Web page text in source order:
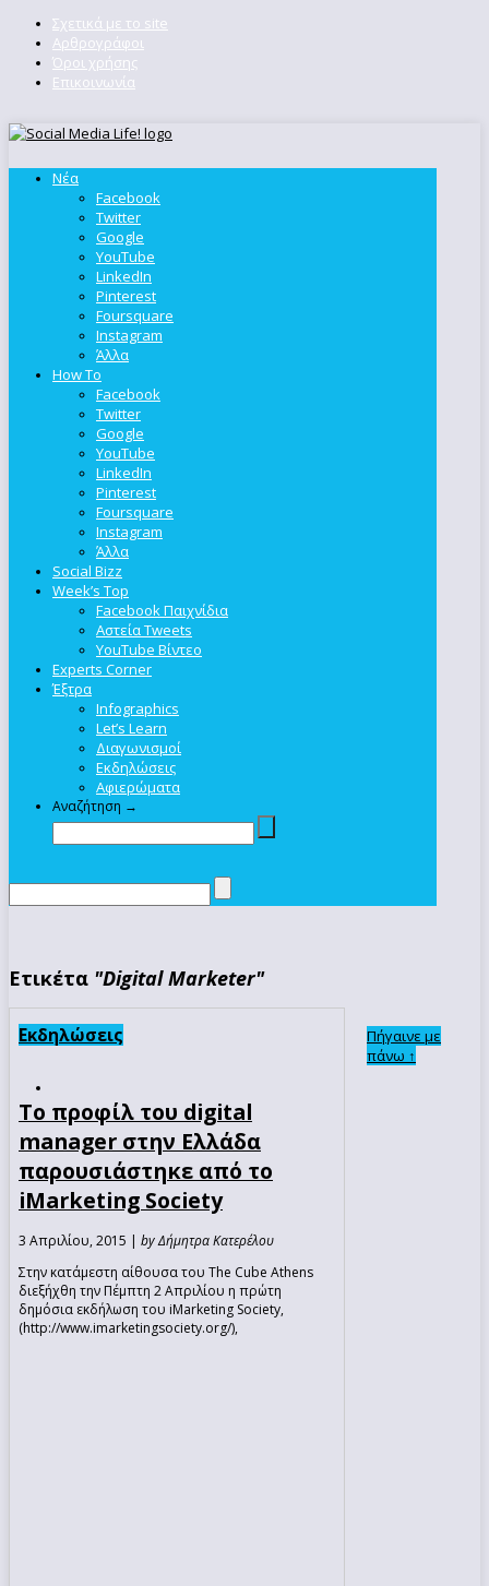
Σχετικά με το site
Αρθρογράφοι
Όροι χρήσης
Επικοινωνία
Νέα
Facebook
Twitter
Google
YouTube
LinkedIn
Pinterest
Foursquare
Instagram
Άλλα
How To
Facebook
Twitter
Google
YouTube
LinkedIn
Pinterest
Foursquare
Instagram
Άλλα
Social Bizz
Week’s Top
Facebook Παιχνίδια
Αστεία Tweets
YouTube Βίντεο
Experts Corner
Έξτρα
Infographics
Let’s Learn
Διαγωνισμοί
Εκδηλώσεις
Αφιερώματα
Αναζήτηση →
Ετικέτα "Digital Marketer"
Εκδηλώσεις
Το προφίλ του digital
manager στην Ελλάδα
παρουσιάστηκε από το
iMarketing Society
3 Απριλίου, 2015 | by Δήμητρα Κατερέλου
Στην κατάμεστη αίθουσα του The Cube Athens
διεξήχθη την Πέμπτη 2 Απριλίου η πρώτη
δημόσια εκδήλωση του iMarketing Society,
(http://www.imarketingsociety.org/),
Πήγαινε με
πάνω ↑